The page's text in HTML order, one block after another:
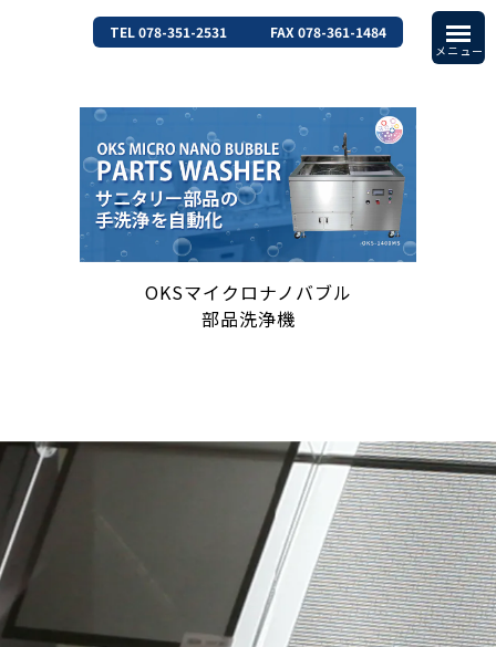
TEL 078-351-2531 FAX 078-361-1484
OKSマイクロナノバブル
部品洗浄機